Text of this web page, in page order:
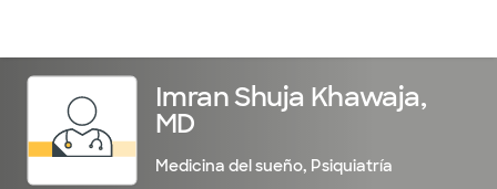
Imran Shuja Khawaja,
MD
Medicina del sueño, Psiquiatría